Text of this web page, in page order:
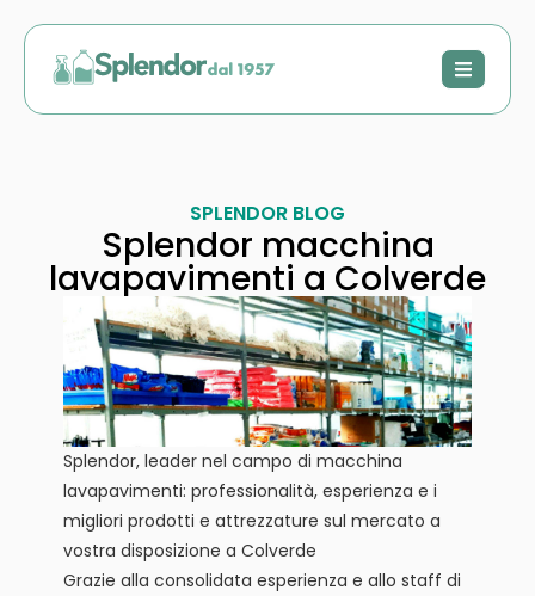
SPLENDOR BLOG
Splendor macchina
lavapavimenti a Colverde
Splendor, leader nel campo di macchina
lavapavimenti: professionalità, esperienza e i
migliori prodotti e attrezzature sul mercato a
vostra disposizione a Colverde
Grazie alla consolidata esperienza e allo staff di